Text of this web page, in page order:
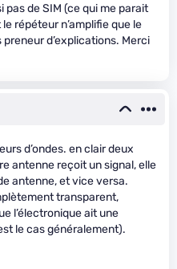
pas de SIM (ce qui me parait
répéteur n’amplifie que le
d’explications. Merci
d’ondes. en clair deux
antenne reçoit un signal, elle
antenne, et vice versa.
transparent,
l’électronique ait une
le cas généralement).